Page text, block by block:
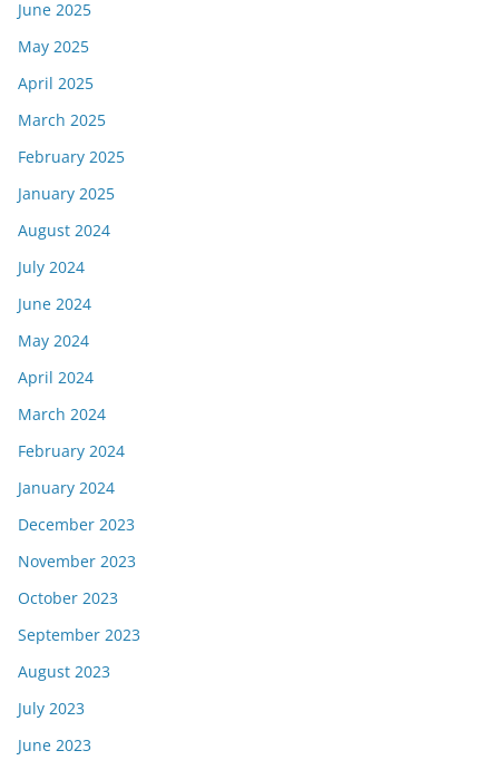
June 2025
May 2025
April 2025
March 2025
February 2025
January 2025
August 2024
July 2024
June 2024
May 2024
April 2024
March 2024
February 2024
January 2024
December 2023
November 2023
October 2023
September 2023
August 2023
July 2023
June 2023